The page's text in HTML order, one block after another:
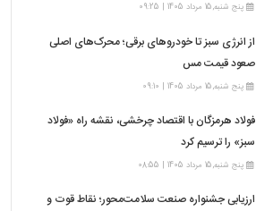
پنج شنبه,15 مرداد 1405 | 09:25
از انرژی سبز تا خودروهای برقی؛ محرک‌های اصلی
صعود قیمت مس
پنج شنبه,15 مرداد 1405 | 09:10
فولاد هرمزگان با اقتصاد چرخشی، نقشه راه «فولاد
سبز» را ترسیم کرد
پنج شنبه,15 مرداد 1405 | 08:55
ارزیابی جشنواره صنعت سلامت‌محور؛ نقاط قوت و